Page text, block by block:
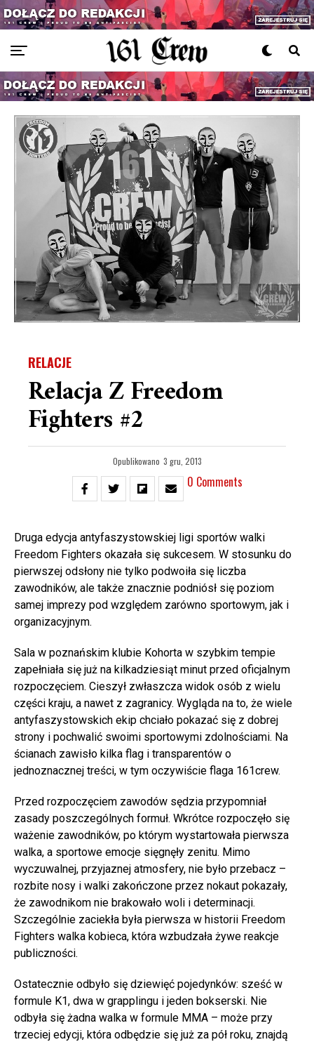
RELACJE
Relacja Z Freedom
Fighters #2
Opublikowano 3 gru, 2013
0 Comments
Druga edycja antyfaszystowskiej ligi sportów walki
Freedom Fighters okazała się sukcesem. W stosunku do
pierwszej odsłony nie tylko podwoiła się liczba
zawodników, ale także znacznie podniósł się poziom
samej imprezy pod względem zarówno sportowym, jak i
organizacyjnym.
Sala w poznańskim klubie Kohorta w szybkim tempie
zapełniała się już na kilkadziesiąt minut przed oficjalnym
rozpoczęciem. Cieszył zwłaszcza widok osób z wielu
części kraju, a nawet z zagranicy. Wygląda na to, że wiele
antyfaszystowskich ekip chciało pokazać się z dobrej
strony i pochwalić swoimi sportowymi zdolnościami. Na
ścianach zawisło kilka flag i transparentów o
jednoznacznej treści, w tym oczywiście flaga 161crew.
Przed rozpoczęciem zawodów sędzia przypomniał
zasady poszczególnych formuł. Wkrótce rozpoczęło się
ważenie zawodników, po którym wystartowała pierwsza
walka, a sportowe emocje sięgnęły zenitu. Mimo
wyczuwalnej, przyjaznej atmosfery, nie było przebacz –
rozbite nosy i walki zakończone przez nokaut pokazały,
że zawodnikom nie brakowało woli i determinacji.
Szczególnie zaciekła była pierwsza w historii Freedom
Fighters walka kobieca, która wzbudzała żywe reakcje
publiczności.
Ostatecznie odbyło się dziewięć pojedynków: sześć w
formule K1, dwa w grapplingu i jeden bokserski. Nie
odbyła się żadna walka w formule MMA – może przy
trzeciej edycji, która odbędzie się już za pół roku, znajdą